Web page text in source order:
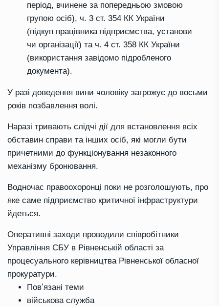
період, вчинене за попередньою змовою
групою осіб), ч. 3 ст. 354 КК України
(підкуп працівника підприємства, установи
чи організації) та ч. 4 ст. 358 КК України
(використання завідомо підробленого
документа).
У разі доведення вини чоловіку загрожує до восьми
років позбавлення волі.
Наразі тривають слідчі дії для встановлення всіх
обставин справи та інших осіб, які могли бути
причетними до функціонування незаконного
механізму бронювання.
Водночас правоохоронці поки не розголошують, про
яке саме підприємство критичної інфраструктури
йдеться.
Оперативні заходи проводили співробітники
Управління СБУ в Рівненській області за
процесуального керівництва Рівненської обласної
прокуратури.
Повʼязані теми
військова служба